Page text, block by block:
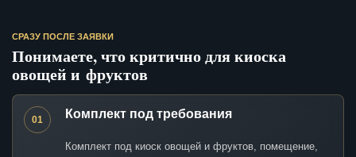
СРАЗУ ПОСЛЕ ЗАЯВКИ
Понимаете, что критично для киоска
овощей и фруктов
01 Комплект под требования
Комплект под киоск овощей и фруктов, помещение,